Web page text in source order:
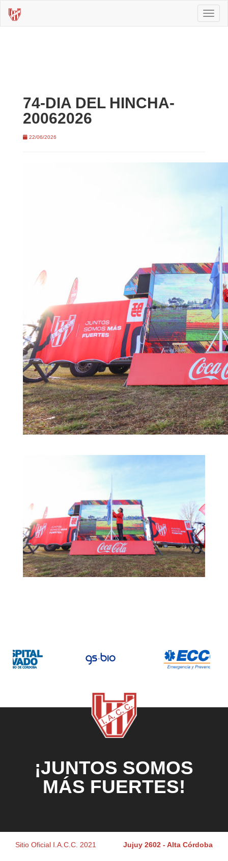
74-DIA DEL HINCHA-
20062026
22/06/2026
¡JUNTOS SOMOS
MÁS FUERTES!
Sitio Oficial I.A.C.C. 2021 Jujuy 2602 - Alta Córdoba